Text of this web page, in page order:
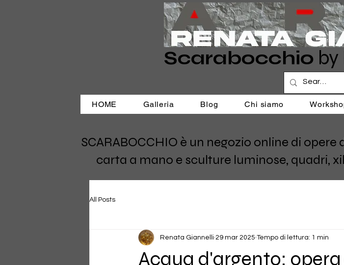
Scarabocchio
HOME Galleria Blog Chi siamo
SCARABOCCHIO è un negozio online di
carta a mano e sculture luminose, quadri,
All Posts
Acqua d'argento:
Renata Giannelli 29 mar 2025 Tempo di lettura: 1 min